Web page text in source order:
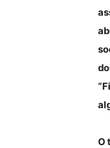
O